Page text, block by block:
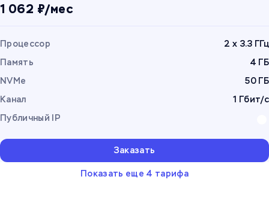
1 062 ₽/мес
Процессор
2 x 3.3 ГГц
Память
4 ГБ
NVMe
50 ГБ
Канал
1 Гбит/с
Публичный IP
Заказать
Показать еще 4 тарифа